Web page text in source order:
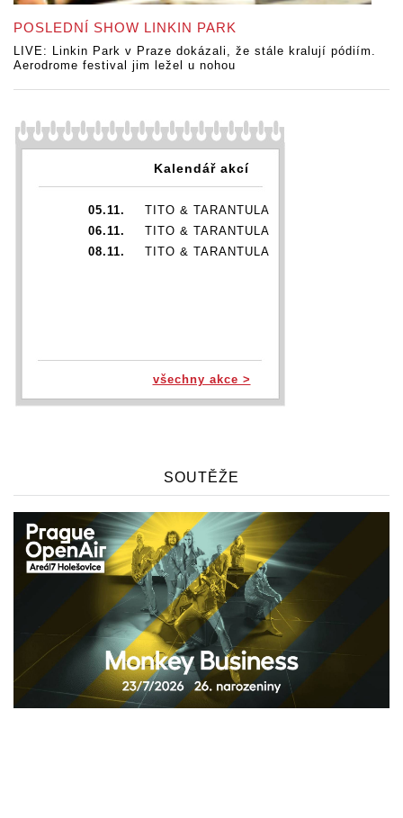
POSLEDNÍ SHOW LINKIN PARK
LIVE: Linkin Park v Praze dokázali, že stále kralují pódiím.
Aerodrome festival jim ležel u nohou
Kalendář akcí
05.11.
TITO & TARANTULA
06.11.
TITO & TARANTULA
08.11.
TITO & TARANTULA
všechny akce >
SOUTĚŽE